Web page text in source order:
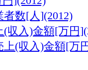
数[人](2012)
収入)金額[万円
(収入)金額[万